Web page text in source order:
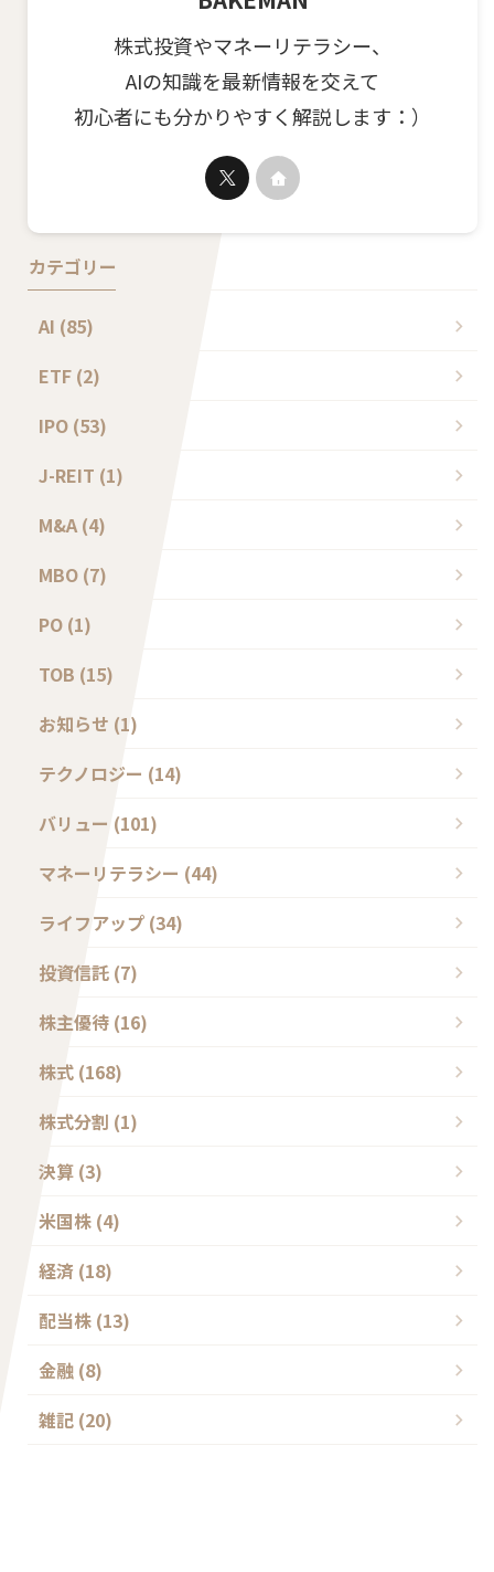
株式投資やマネーリテラシー、
AIの知識を最新情報を交えて
初心者にも分かりやすく解説します：）
カテゴリー
AI (85)
ETF (2)
IPO (53)
J-REIT (1)
M&A (4)
MBO (7)
PO (1)
TOB (15)
お知らせ (1)
テクノロジー (14)
バリュー (101)
マネーリテラシー (44)
ライフアップ (34)
投資信託 (7)
株主優待 (16)
株式 (168)
株式分割 (1)
決算 (3)
米国株 (4)
経済 (18)
配当株 (13)
金融 (8)
雑記 (20)